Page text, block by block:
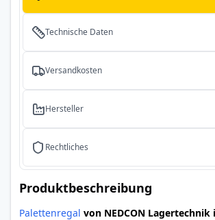
Technische Daten
Versandkosten
Hersteller
Rechtliches
Produktbeschreibung
Palettenregal von NEDCON Lagertechnik